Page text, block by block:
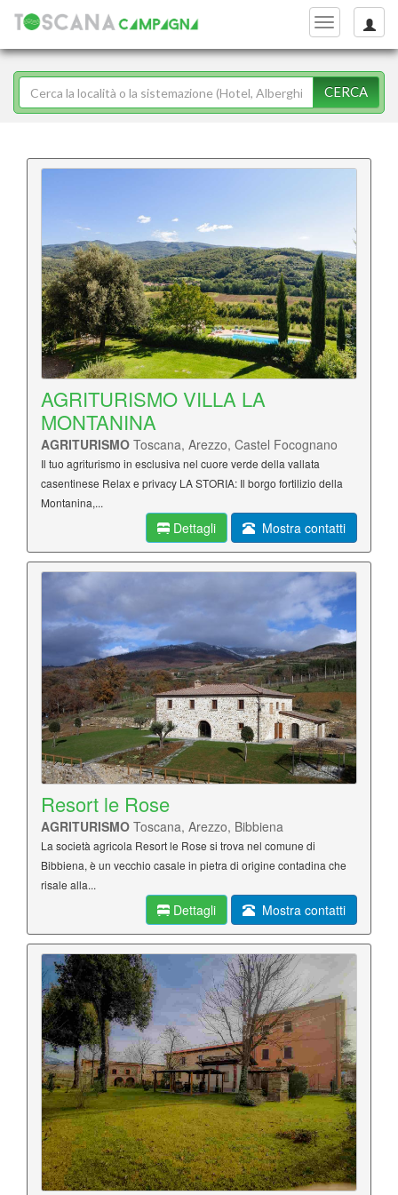
Toggle
navigation
CERCA
AGRITURISMO VILLA LA
MONTANINA
AGRITURISMO Toscana, Arezzo, Castel Focognano
Il tuo agriturismo in esclusiva nel cuore verde della vallata
casentinese Relax e privacy LA STORIA: Il borgo fortilizio della
Montanina,...
Dettagli Mostra contatti
Resort le Rose
AGRITURISMO Toscana, Arezzo, Bibbiena
La società agricola Resort le Rose si trova nel comune di
Bibbiena, è un vecchio casale in pietra di origine contadina che
risale alla...
Dettagli Mostra contatti